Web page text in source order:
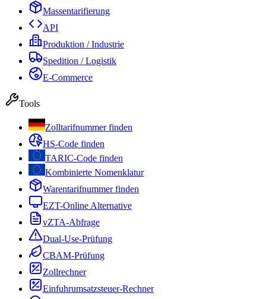
Massentarifierung
API
Produktion / Industrie
Spedition / Logistik
E-Commerce
Tools
Zolltarifnummer finden
HS-Code finden
TARIC-Code finden
Kombinierte Nomenklatur
Warentarifnummer finden
EZT-Online Alternative
vZTA-Abfrage
Dual-Use-Prüfung
CBAM-Prüfung
Zollrechner
Einfuhrumsatzsteuer-Rechner